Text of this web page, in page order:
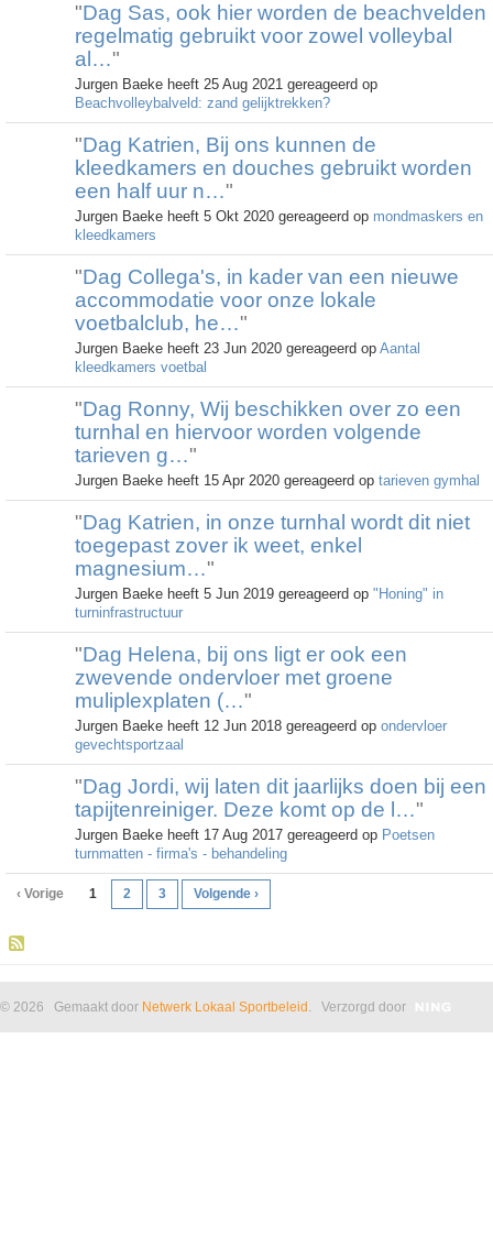
"Dag Sas, ook hier worden de beachvelden
regelmatig gebruikt voor zowel volleybal
al…"
Jurgen Baeke heeft 25 Aug 2021 gereageerd op
Beachvolleybalveld: zand gelijktrekken?
"Dag Katrien, Bij ons kunnen de
kleedkamers en douches gebruikt worden
een half uur n…"
Jurgen Baeke heeft 5 Okt 2020 gereageerd op mondmaskers en
kleedkamers
"Dag Collega's, in kader van een nieuwe
accommodatie voor onze lokale
voetbalclub, he…"
Jurgen Baeke heeft 23 Jun 2020 gereageerd op Aantal
kleedkamers voetbal
"Dag Ronny, Wij beschikken over zo een
turnhal en hiervoor worden volgende
tarieven g…"
Jurgen Baeke heeft 15 Apr 2020 gereageerd op tarieven gymhal
"Dag Katrien, in onze turnhal wordt dit niet
toegepast zover ik weet, enkel
magnesium…"
Jurgen Baeke heeft 5 Jun 2019 gereageerd op "Honing" in
turninfrastructuur
"Dag Helena, bij ons ligt er ook een
zwevende ondervloer met groene
muliplexplaten (…"
Jurgen Baeke heeft 12 Jun 2018 gereageerd op ondervloer
gevechtsportzaal
"Dag Jordi, wij laten dit jaarlijks doen bij een
tapijtenreiniger. Deze komt op de l…"
Jurgen Baeke heeft 17 Aug 2017 gereageerd op Poetsen
turnmatten - firma's - behandeling
‹ Vorige 1 2 3 Volgende ›
© 2026 Gemaakt door Netwerk Lokaal Sportbeleid . Verzorgd door